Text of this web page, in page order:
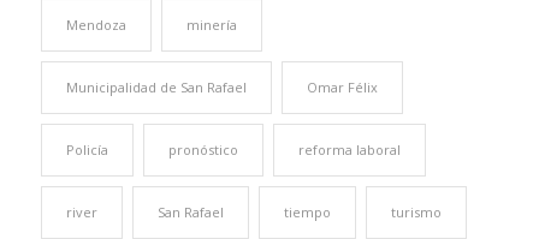
Mendoza minería
Municipalidad de San Rafael Omar Félix
Policía pronóstico reforma laboral
river San Rafael tiempo turismo